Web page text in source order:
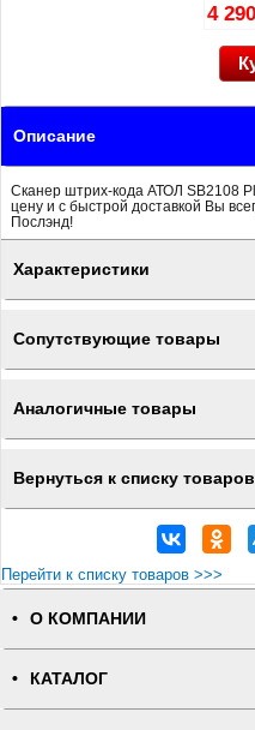
4 290
Описание
Сканер штрих-кода АТОЛ SB2108
цену и с быстрой доставкой Вы
Послэнд!
Характеристики
Сопутствующие товары
Аналогичные товары
Вернуться к списку
Перейти к списку товаров >>>
О КОМПАНИИ
КАТАЛОГ